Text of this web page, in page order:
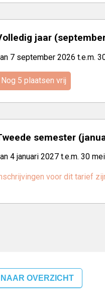
jaar
7 september 2026 t.e.m.
Nog 5 plaatsen vrij
semester
4 januari 2027 t.e.m. 30
voor dit tarief
OVERZICHT